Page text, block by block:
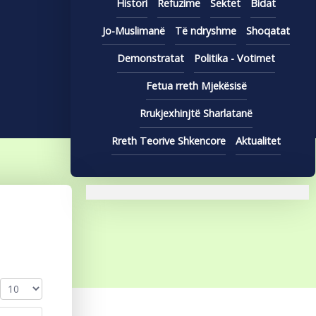
Histori Refuzime Sektet Bidat
Jo-Muslimanë Të ndryshme Shoqatat
Demonstratat Politika - Votimet
Fetua rreth Mjekësisë
Rrukjexhinjtë Sharlatanë
Rreth Teorive Shkencore Aktualitet
Display #